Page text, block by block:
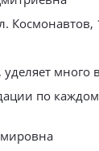
Космонавтов,
по